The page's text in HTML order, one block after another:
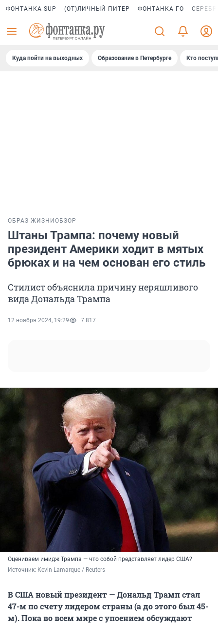
ФОНТАНКА SUP (ОТ)ЛИЧНЫЙ ПИТЕР ФОНТАНКА ГО
Куда пойти на выходных Образование в Петербурге Кто
ОБРАЗ ЖИЗНИ ОБЗОР
Штаны Трампа: почему новый
президент Америки ходит в мятых
брюках и на чем основан его стиль
Стилист объяснила причину неряшливого
вида Дональда Трампа
12 ноября 2024, 19:29 7 817
Оцениваем имидж Трампа — что собой представляет лидер США?
Источник: Kevin Lamarque / Reuters
В США новый президент — Дональд Трамп стал
47-м по счету лидером страны (а до этого был 45-
м). Пока во всем мире с упоением обсуждают